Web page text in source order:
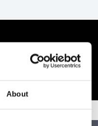
About